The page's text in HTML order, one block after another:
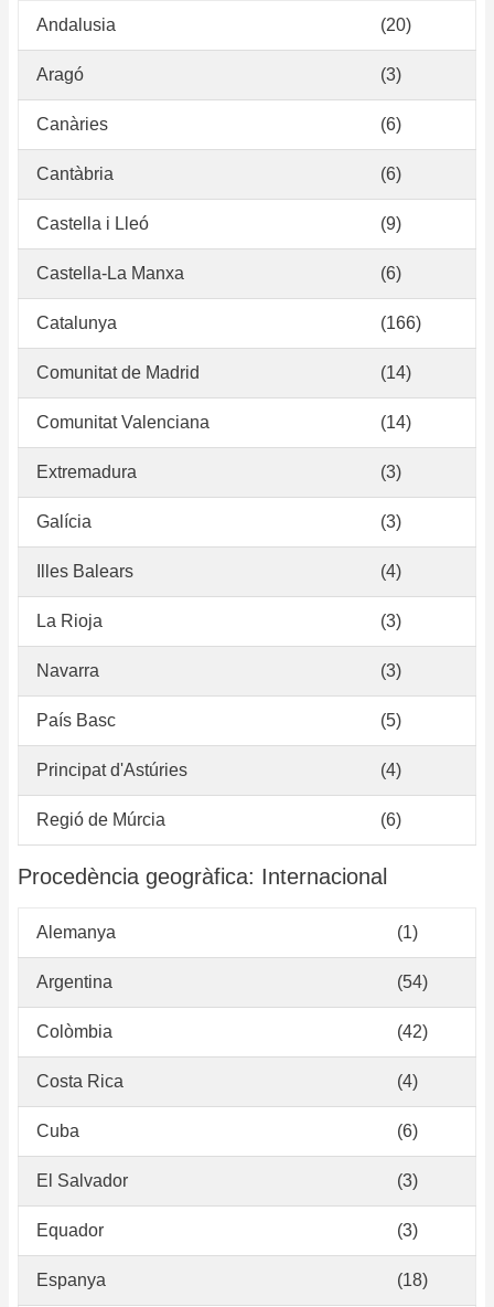
Andalusia (20)
Aragó (3)
Canàries (6)
Cantàbria (6)
Castella i Lleó (9)
Castella-La Manxa (6)
Catalunya (166)
Comunitat de Madrid (14)
Comunitat Valenciana (14)
Extremadura (3)
Galícia (3)
Illes Balears (4)
La Rioja (3)
Navarra (3)
País Basc (5)
Principat d'Astúries (4)
Regió de Múrcia (6)
Procedència geogràfica: Internacional
Alemanya (1)
Argentina (54)
Colòmbia (42)
Costa Rica (4)
Cuba (6)
El Salvador (3)
Equador (3)
Espanya (18)